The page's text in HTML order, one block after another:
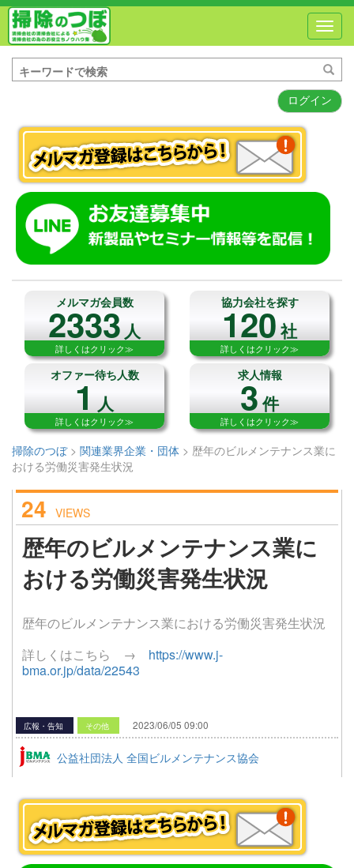
ログイン
メルマガ会員数
2333人
詳しくはクリック≫
協力会社を探す
120社
詳しくはクリック≫
オファー待ち人数
1人
詳しくはクリック≫
求人情報
3件
詳しくはクリック≫
掃除のつぼ> 関連業界企業・団体 > 歴年のビルメンテナンス業に
おける労働災害発生状況
24 VIEWS
歴年のビルメンテナンス業に
おける労働災害発生状況
歴年のビルメンテナンス業における労働災害発生状況
詳しくはこちら → https://www.j-
bma.or.jp/data/22543
広報・告知 その他 2023/06/05 09:00
公益社団法人 全国ビルメンテナンス協会